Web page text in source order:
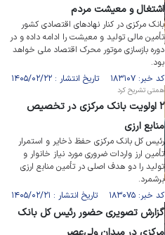
اشتغال و معیشت مردم
بانک مرکزی در کنار نهاد‌های اقتصادی کشور
تأمین مالی تولید و معیشت را ادامه داده و در
دوره بازسازی موتور محرک اقتصاد ملی خواهد
بود.
کد خبر: ۱۸۳۱۰۷ تاریخ انتشار : ۱۴۰۵/۰۲/۲۲
همتی تشریح کرد
۲ اولویت بانک مرکزی در تخصیص
منابع ارزی
رئیس کل بانک مرکزی حفظ ذخایر و استمرار
تأمین ارز واردات ضروری مورد نیاز خانوار و
تولید را دو هدف اصلی در تأمین منابع ارزی
برشمرد.
کد خبر: ۱۸۳۰۷۵ تاریخ انتشار : ۱۴۰۵/۰۲/۲۱
گزارش تصویری حضور رئیس کل بانک